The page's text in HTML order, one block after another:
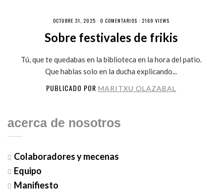
OCTUBRE 31, 2025 · 0 COMENTARIOS · 2169 VIEWS
Sobre festivales de frikis
Tú, que te quedabas en la biblioteca en la hora del patio.
Que hablas solo en la ducha explicando...
PUBLICADO POR MARITXU OLAZABAL
acerca de nosotros
Colaboradores y mecenas
Equipo
Manifiesto